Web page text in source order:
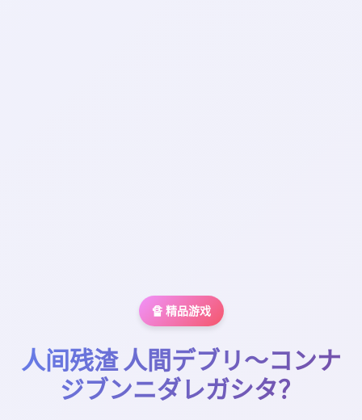
🔏 精品游戏
人间残渣 人間デブリ～コンナ
ジブンニダレガシタ？